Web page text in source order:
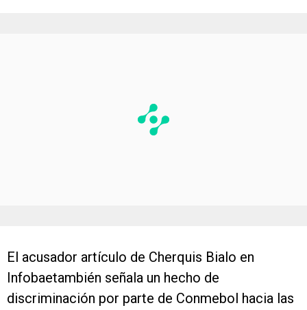
El acusador artículo de Cherquis Bialo en
Infobaetambién señala un hecho de
discriminación por parte de Conmebol hacia las